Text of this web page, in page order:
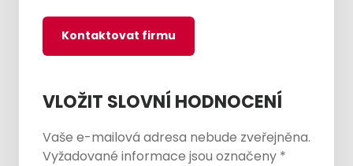
Kontaktovat firmu
VLOŽIT SLOVNÍ HODNOCENÍ
Vaše e-mailová adresa nebude zveřejněna.
Vyžadované informace jsou označeny *